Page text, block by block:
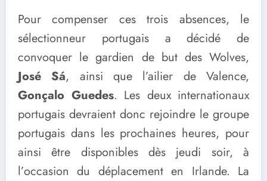
Pour compenser ces trois absences, le
sélectionneur portugais a décidé de
convoquer le gardien de but des Wolves,
José Sá, ainsi que l’ailier de Valence,
Gonçalo Guedes. Les deux internationaux
portugais devraient donc rejoindre le groupe
portugais dans les prochaines heures, pour
ainsi être disponibles dès jeudi soir, à
l’occasion du déplacement en Irlande. La